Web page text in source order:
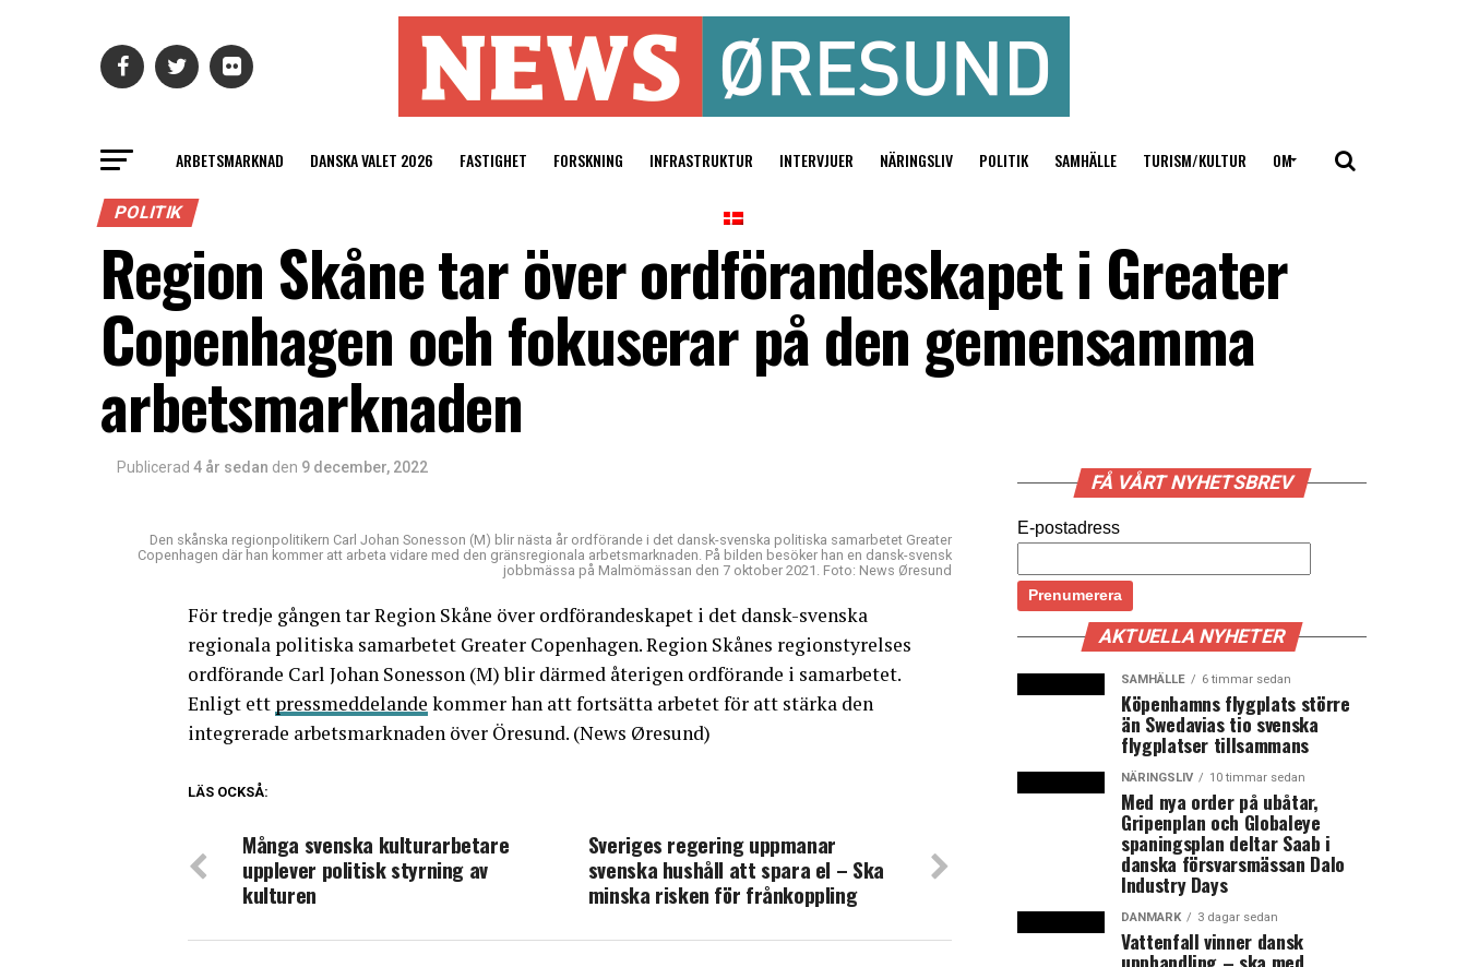
ARBETSMARKNAD DANSKA VALET 2026 FASTIGHET FORSKNING INFRASTRUKTUR INTERVJUER NÄRINGSLIV POLITIK SAMHÄLLE TURISM/KULTUR OM
POLITIK
Region Skåne tar över ordförandeskapet i Greater
Copenhagen och fokuserar på den gemensamma
arbetsmarknaden
Publicerad 4 år sedan den 9 december, 2022
Den skånska regionpolitikern Carl Johan Sonesson (M) blir nästa år ordförande i det dansk-svenska politiska samarbetet Greater
Copenhagen där han kommer att arbeta vidare med den gränsregionala arbetsmarknaden. På bilden besöker han en dansk-svensk
jobbmässa på Malmömässan den 7 oktober 2021. Foto: News Øresund
För tredje gången tar Region Skåne över ordförandeskapet i det dansk-svenska
regionala politiska samarbetet Greater Copenhagen. Region Skånes regionstyrelses
ordförande Carl Johan Sonesson (M) blir därmed återigen ordförande i samarbetet.
Enligt ett pressmeddelande kommer han att fortsätta arbetet för att stärka den
integrerade arbetsmarknaden över Öresund. (News Øresund)
LÄS OCKSÅ:
Sveriges regering uppmanar
svenska hushåll att spara el – Ska
minska risken för frånkoppling
Många svenska kulturarbetare
upplever politisk styrning av
kulturen
FÅ VÅRT NYHETSBREV
E-postadress
AKTUELLA NYHETER
SAMHÄLLE 6 timmar sedan
Köpenhamns flygplats större
än Swedavias tio svenska
flygplatser tillsammans
NÄRINGSLIV 10 timmar sedan
Med nya order på ubåtar,
Gripenplan och Globaleye
spaningsplan deltar Saab i
danska försvarsmässan Dalo
Industry Days
DANMARK 3 dagar sedan
Vattenfall vinner dansk